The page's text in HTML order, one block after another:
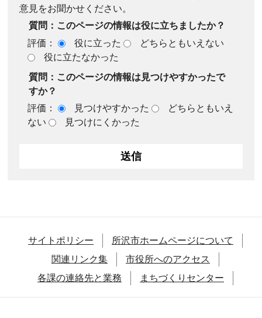
意見をお聞かせください。
質問：このページの情報は役に立ちましたか？
評価：
役に立った
どちらともいえない
役に立たなかった
質問：このページの情報は見つけやすかったで
すか？
評価：
見つけやすかった
どちらともいえ
ない
見つけにくかった
サイトポリシー
所沢市ホームページについて
関連リンク集
市役所へのアクセス
各課の連絡先と業務
まちづくりセンター